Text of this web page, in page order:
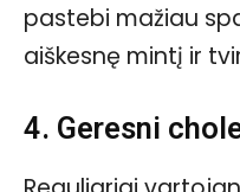
pastebi mažiau
aiškesnę mintį ir
4. Geresni